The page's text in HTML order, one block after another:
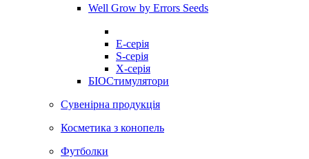
Well Grow by Errors Seeds
E-серія
S-серія
X-серія
БІОСтимулятори
Сувенірна продукція
Косметика з конопель
Футболки